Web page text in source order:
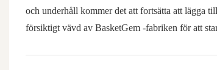
och underhåll kommer det att fortsätta att
försiktigt vävd av BasketGem -fabriken för att